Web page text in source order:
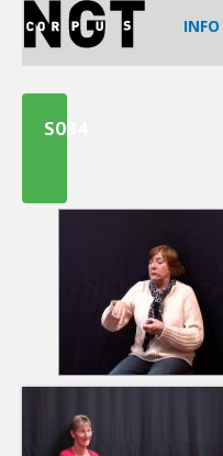
Jump
navigation
INFO
topS084